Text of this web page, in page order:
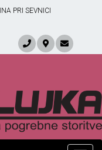
PRI SEVNICI